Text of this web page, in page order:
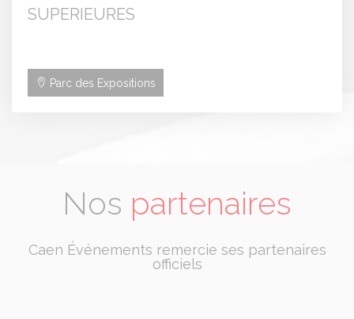
SUPERIEURES
Parc des Expositions
Nos partenaires
Caen Événements remercie ses partenaires
officiels